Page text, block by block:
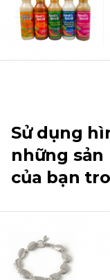
Sử dụng
những
của bạn